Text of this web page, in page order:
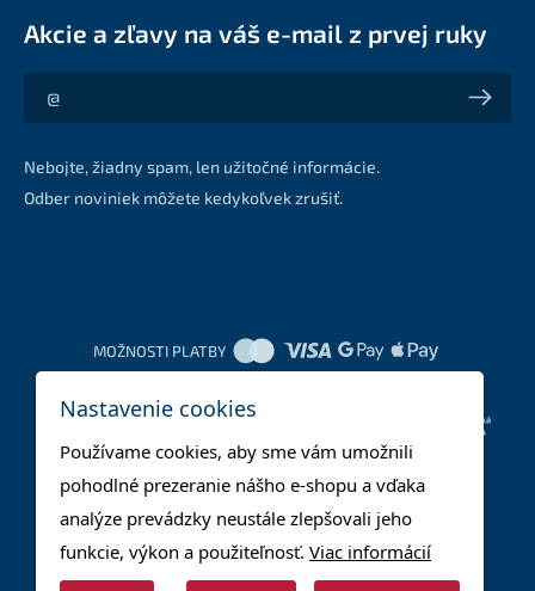
Akcie a zľavy na váš e-mail z prvej ruky
Akcie a zľavy na váš e-mail z prvej ruky
Nebojte, žiadny spam, len užitočné informácie.
Odber noviniek môžete kedykoľvek zrušiť.
MOŽNOSTI PLATBY
Nastavenie cookies
Používame cookies, aby sme vám umožnili
pohodlné prezeranie nášho e-shopu a vďaka
analýze prevádzky neustále zlepšovali jeho
funkcie, výkon a použiteľnosť. Viac informácií